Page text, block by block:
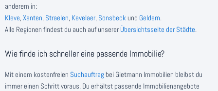
anderem in:
Kleve, Xanten, Straelen, Kevelaer, Sonsbeck und Geldern.
Alle Regionen findest du auch auf unserer Übersichtsseite der Städte.
Wie finde ich schneller eine passende Immobilie?
Mit einem kostenfreien Suchauftrag bei Gietmann Immobilien bleibst du
immer einen Schritt voraus. Du erhältst passende Immobilienangebote